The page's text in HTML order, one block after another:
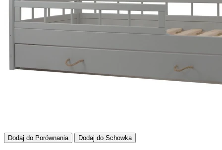
Dodaj do Porównania Dodaj do Schowka